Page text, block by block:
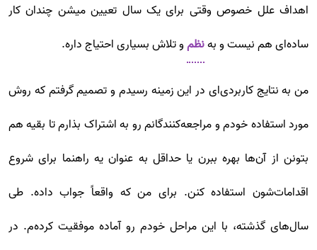
اهداف علل خصوص وقتی برای یک سال تعیین میشن چندان کار
ساده‌ای هم نیست و بهنظمو تلاش بسیاری احتیاج داره.
من به نتایج کاربردی‌ای در این زمینه رسیدم و تصمیم گرفتم که روش
مورد استفاده‌ خودم و مراجعه‌کنندگانم رو به اشتراک بذارم تا بقیه هم
بتونن از آن‌ها بهره‌ ببرن یا حداقل به عنوان یه راهنما برای شروع
اقدامات‌شون استفاده کنن. برای من که واقعاً جواب داده. طی
سال‌های گذشته، با این مراحل خودم رو آماده موفقیت کرده‌م. در